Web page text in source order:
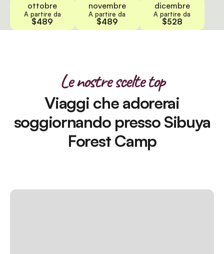
ottobre
A partire da
$489
novembre
A partire da
$489
dicembre
A partire da
$528
Le nostre scelte top
Viaggi che adorerai
soggiornando presso Sibuya
Forest Camp